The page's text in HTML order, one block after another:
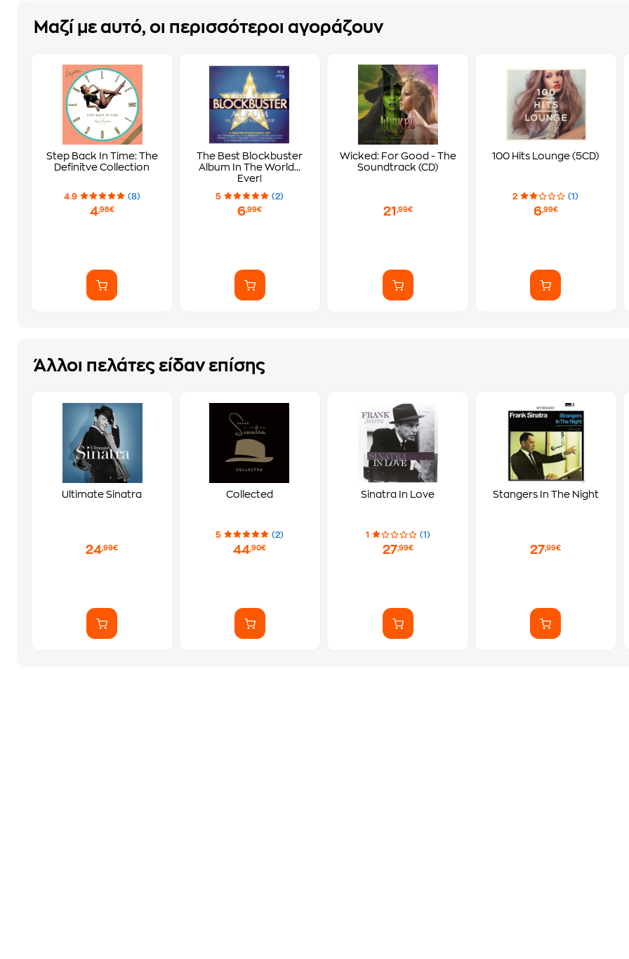
Μαζί με αυτό, οι περισσότεροι αγοράζουν
Step Back In Time: The
Definitve Collection
4.9 (8)
4,98€
The Best Blockbuster
Album In The World...
Ever!
5 (2)
6,99€
Wicked: For Good - The
Soundtrack (CD)
21 ,99€
100 Hits Lounge (5CD)
2 (1)
6,99€
Άλλοι πελάτες είδαν επίσης
Ultimate Sinatra
24,99€
Collected
5 (2)
44,90€
Sinatra In Love
1 (1)
27,99€
Stangers In The Night
27,99€